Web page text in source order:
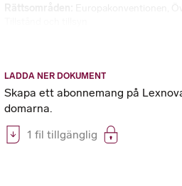
LADDA NER DOKUMENT
Skapa ett abonnemang på
domarna.
1 fil tillgänglig